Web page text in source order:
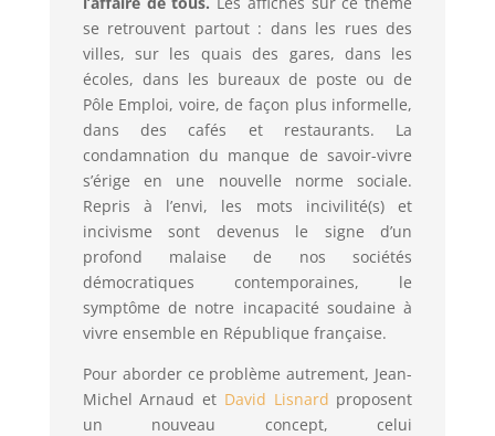
se retrouvent partout : dans les rues des
villes, sur les quais des gares, dans les
écoles, dans les bureaux de poste ou de
Pôle Emploi, voire, de façon plus informelle,
dans des cafés et restaurants. La
condamnation du manque de savoir-vivre
s’érige en une nouvelle norme sociale.
Repris à l’envi, les mots incivilité(s) et
incivisme sont devenus le signe d’un
profond malaise de nos sociétés
démocratiques contemporaines, le
symptôme de notre incapacité soudaine à
vivre ensemble en République française.
Pour aborder ce problème autrement, Jean-
Michel Arnaud et David Lisnard proposent
un nouveau concept, celui